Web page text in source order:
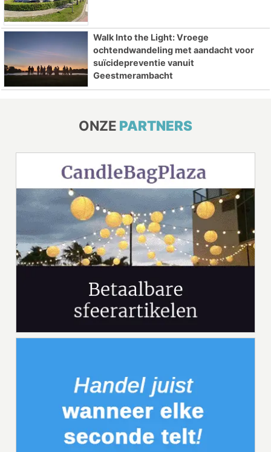
Walk Into the Light: Vroege
ochtendwandeling met aandacht voor
suïcidepreventie vanuit
Geestmerambacht
ONZE PARTNERS